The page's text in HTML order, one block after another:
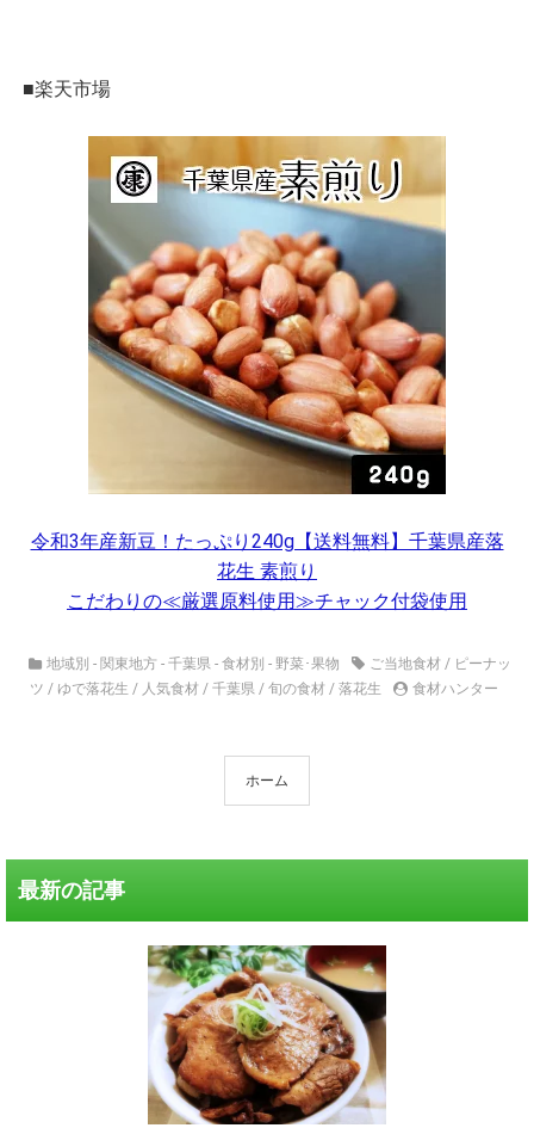
■楽天市場
令和3年産新豆！たっぷり240g【送料無料】千葉県産落
花生 素煎り
こだわりの≪厳選原料使用≫チャック付袋使用
地域別 - 関東地方 - 千葉県 - 食材別 - 野菜･果物 ご当地食材 / ピーナッ
ツ / ゆで落花生 / 人気食材 / 千葉県 / 旬の食材 / 落花生 食材ハンター
ホーム
最新の記事